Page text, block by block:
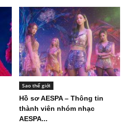
Sao thế giới
Hồ sơ AESPA – Thông tin
thành viên nhóm nhạc
AESPA...